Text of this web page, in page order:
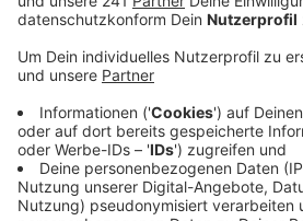
Anzeige
Vorerst sind bis zum 19. April alle
abgesagt. Bayer Kultur will die
Veranstaltungen nach Möglichkeit
Jahreshälfte nachholen. Tickets